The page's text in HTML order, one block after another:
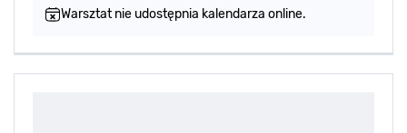
Warsztat nie udostępnia kalendarza online.